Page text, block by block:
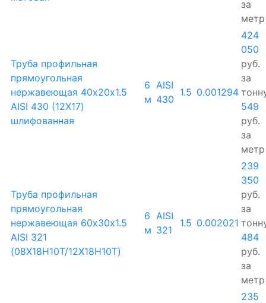
за
метр
Труба профильная
прямоугольная
нержавеющая 40х20х1.5
AISI 430 (12Х17)
шлифованная
6
м
AISI
430
1.5 0.001294
424
050
руб.
за
549
руб.
за
метр
Труба профильная
прямоугольная
нержавеющая 60х30х1.5
AISI 321
(08Х18Н10Т/12Х18Н10Т)
6
м
AISI
321
1.5 0.002021
239
350
руб.
за
484
руб.
за
метр
235